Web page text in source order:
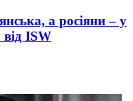
а росіяни – у
від ISW